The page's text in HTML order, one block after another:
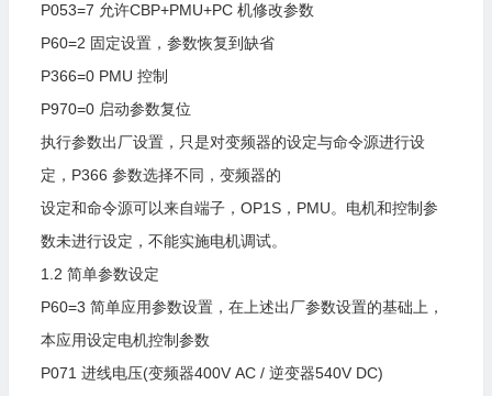
P053=7 允许CBP+PMU+PC 机修改参数
P60=2 固定设置，参数恢复到缺省
P366=0 PMU 控制
P970=0 启动参数复位
执行参数出厂设置，只是对变频器的设定与命令源进行设
定，P366 参数选择不同，变频器的
设定和命令源可以来自端子，OP1S，PMU。电机和控制参
数未进行设定，不能实施电机调试。
1.2 简单参数设定
P60=3 简单应用参数设置，在上述出厂参数设置的基础上，
本应用设定电机控制参数
P071 进线电压(变频器400V AC / 逆变器540V DC)